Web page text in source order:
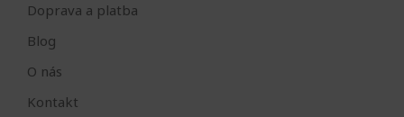
Doprava a platba
Blog
O nás
Kontakt